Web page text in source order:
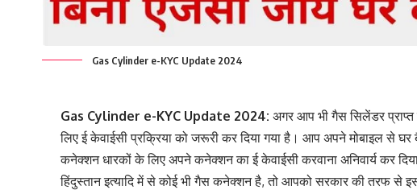
Gas Cylinder e-KYC Update 2024
Gas Cylinder e-KYC Update 2024:अगर आप भी गैस सिलेंडर
लिए ई केवाईसी प्रक्रिया को जरूरी कर दिया गया है। आप अपने मोबाइल से
कनेक्शन धारकों के लिए अपने कनेक्शन का ई केवाईसी करवाना अनिवार्य कर
हिंदुस्तान इत्यादि में से कोई भी गैस कनेक्शन है, तो आपको सरकार की तरफ से